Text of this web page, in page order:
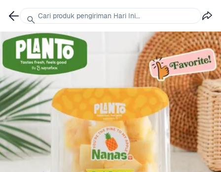
Cari produk pengiriman Hari Ini...